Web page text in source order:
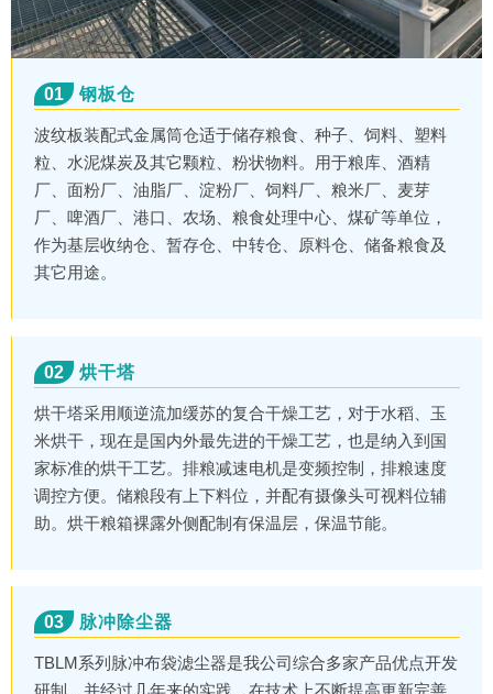
01 钢板仓
波纹板装配式金属筒仓适于储存粮食、种子、饲料、塑料
粒、水泥煤炭及其它颗粒、粉状物料。用于粮库、酒精
厂、面粉厂、油脂厂、淀粉厂、饲料厂、粮米厂、麦芽
厂、啤酒厂、港口、农场、粮食处理中心、煤矿等单位，
作为基层收纳仓、暂存仓、中转仓、原料仓、储备粮食及
其它用途。
02 烘干塔
烘干塔采用顺逆流加缓苏的复合干燥工艺，对于水稻、玉
米烘干，现在是国内外最先进的干燥工艺，也是纳入到国
家标准的烘干工艺。排粮减速电机是变频控制，排粮速度
调控方便。储粮段有上下料位，并配有摄像头可视料位辅
助。烘干粮箱裸露外侧配制有保温层，保温节能。
03 脉冲除尘器
TBLM系列脉冲布袋滤尘器是我公司综合多家产品优点开发
研制，并经过几年来的实践，在技术上不断提高更新完善